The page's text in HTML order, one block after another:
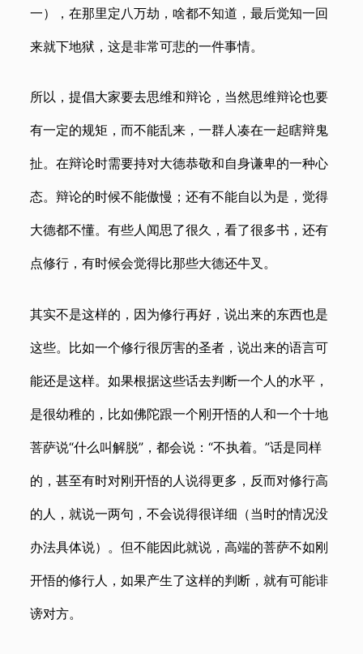
一），在那里定八万劫，啥都不知道，最后觉知一回
来就下地狱，这是非常可悲的一件事情。
所以，提倡大家要去思维和辩论，当然思维辩论也要
有一定的规矩，而不能乱来，一群人凑在一起瞎辩鬼
扯。在辩论时需要持对大德恭敬和自身谦卑的一种心
态。辩论的时候不能傲慢；还有不能自以为是，觉得
大德都不懂。有些人闻思了很久，看了很多书，还有
点修行，有时候会觉得比那些大德还牛叉。
其实不是这样的，因为修行再好，说出来的东西也是
这些。比如一个修行很厉害的圣者，说出来的语言可
能还是这样。如果根据这些话去判断一个人的水平，
是很幼稚的，比如佛陀跟一个刚开悟的人和一个十地
菩萨说“什么叫解脱”，都会说：“不执着。”话是同样
的，甚至有时对刚开悟的人说得更多，反而对修行高
的人，就说一两句，不会说得很详细（当时的情况没
办法具体说）。但不能因此就说，高端的菩萨不如刚
开悟的修行人，如果产生了这样的判断，就有可能诽
谤对方。